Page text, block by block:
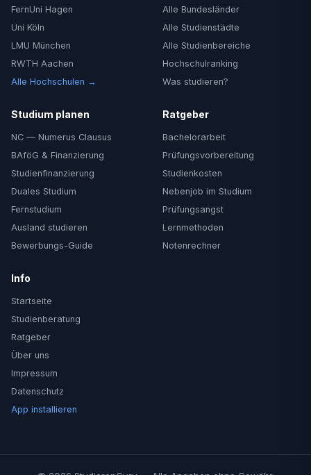
FernUni Hagen
Uni Köln
LMU München
RWTH Aachen
Alle Hochschulen →
Alle Bundesländer
Alle Studienstädte
Alle Studienbereiche
Hochschulranking
Was studieren?
Studium planen
NC — Numerus Clausus
BAföG & Finanzierung
Studienfinanzierung
Duales Studium
Fernstudium
Ausland studieren
Bewerbungs-Guide
Ratgeber
Bachelorarbeit
Prüfungsvorbereitung
Studienkosten
Nebenjob im Studium
Prüfungsangst
Lernmethoden
Notenrechner
Info
Startseite
Studienberatung
Ratgeber
Über uns
Impressum
Datenschutz
App installieren